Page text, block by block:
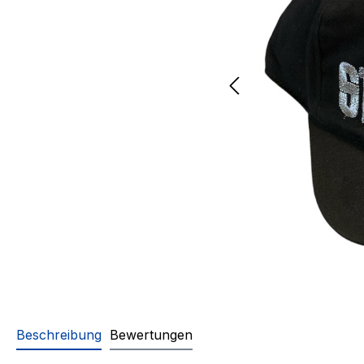
Beschreibung Bewertungen